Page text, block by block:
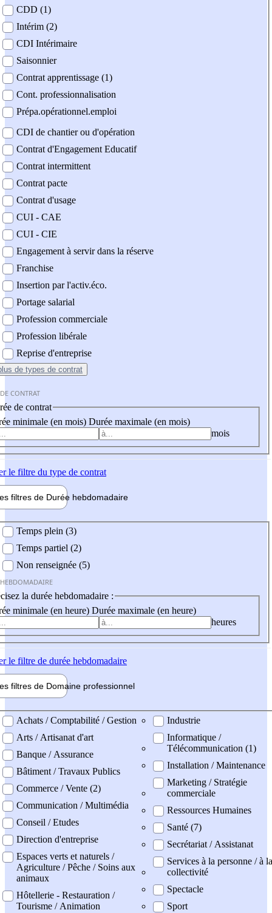
CDD (1)
Intérim (2)
CDI Intérimaire
Saisonnier
Contrat apprentissage (1)
Cont. professionnalisation
Prépa.opérationnel.emploi
CDI de chantier ou d'opération
Contrat d'Engagement Educatif
Contrat intermittent
Contrat pacte
Contrat d'usage
CUI - CAE
CUI - CIE
Engagement à servir dans la réserve
Franchise
Insertion par l'activ.éco.
Portage salarial
Profession commerciale
Profession libérale
Reprise d'entreprise
de types de contrat
CONTRAT
de contrat
minimale (en mois) Durée maximale (en mois)
mois
le filtre du type de contrat
filtres de Durée hebdomadaire
Temps plein (3)
Temps partiel (2)
Non renseignée (5)
la durée hebdomadaire :
minimale (en heure) Durée maximale (en heure)
heures
le filtre de durée hebdomadaire
filtres de Domaine professionnel
professionel
Achats / Comptabilité / Gestion
Arts / Artisanat d'art
Banque / Assurance
Bâtiment / Travaux Publics
Commerce / Vente (2)
Communication / Multimédia
Conseil / Etudes
Direction d'entreprise
Espaces verts et naturels /
Agriculture / Pêche / Soins aux
animaux
Hôtellerie - Restauration /
Tourisme / Animation
Industrie
Informatique /
Télécommunication (1)
Installation / Maintenance
Marketing / Stratégie
commerciale
Ressources Humaines
Santé (7)
Secrétariat / Assistanat
Services à la personne / à la
collectivité
Spectacle
Sport